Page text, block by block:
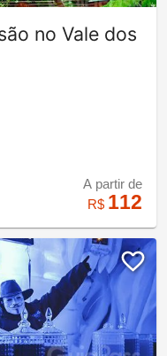
no Vale dos
A partir de
R$ 112